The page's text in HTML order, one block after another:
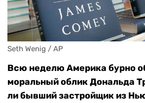
Seth Wenig / АР
Всю неделю Америка бурно
моральный облик Дональда
ли бывший застройщик из